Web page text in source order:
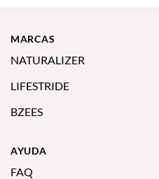
MARCAS
NATURALIZER
LIFESTRIDE
BZEES
AYUDA
FAQ